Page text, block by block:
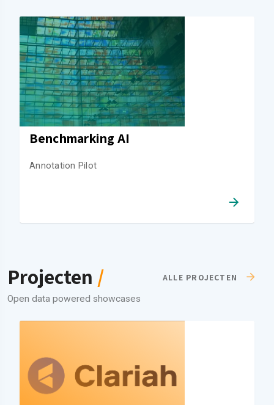
Benchmarking AI
Annotation Pilot
Projecten /
ALLE PROJECTEN
Open data powered showcases